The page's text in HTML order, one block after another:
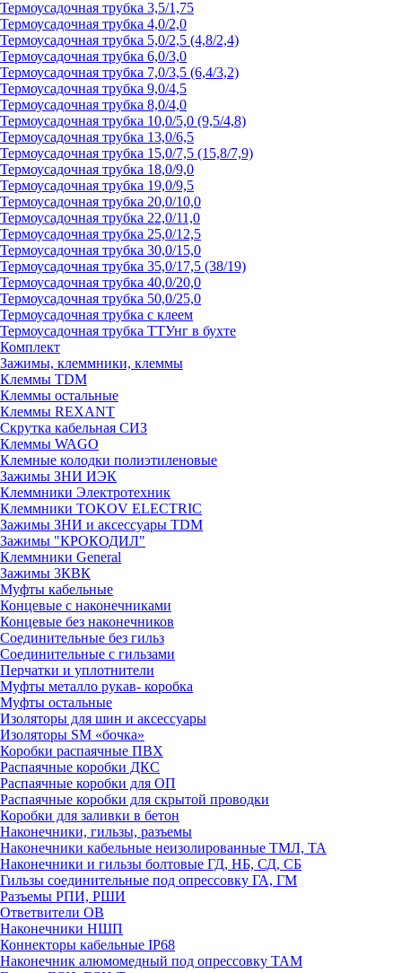
Термоусадочная трубка 3,5/1,75
Термоусадочная трубка 4,0/2,0
Термоусадочная трубка 5,0/2,5 (4,8/2,4)
Термоусадочная трубка 6,0/3,0
Термоусадочная трубка 7,0/3,5 (6,4/3,2)
Термоусадочная трубка 9,0/4,5
Термоусадочная трубка 8,0/4,0
Термоусадочная трубка 10,0/5,0 (9,5/4,8)
Термоусадочная трубка 13,0/6,5
Термоусадочная трубка 15,0/7,5 (15,8/7,9)
Термоусадочная трубка 18,0/9,0
Термоусадочная трубка 19,0/9,5
Термоусадочная трубка 20,0/10,0
Термоусадочная трубка 22,0/11,0
Термоусадочная трубка 25,0/12,5
Термоусадочная трубка 30,0/15,0
Термоусадочная трубка 35,0/17,5 (38/19)
Термоусадочная трубка 40,0/20,0
Термоусадочная трубка 50,0/25,0
Термоусадочная трубка с клеем
Термоусадочная трубка ТТУнг в бухте
Комплект
Зажимы, клеммники, клеммы
Клеммы TDM
Клеммы остальные
Клеммы REXANT
Скрутка кабельная СИЗ
Клеммы WAGO
Клемные колодки полиэтиленовые
Зажимы ЗНИ ИЭК
Клеммники Электротехник
Клеммники TOKOV ELECTRIC
Зажимы ЗНИ и аксессуары TDM
Зажимы "КРОКОДИЛ"
Клеммники General
Зажимы 3КВК
Муфты кабельные
Концевые с наконечниками
Концевые без наконечников
Соединительные без гильз
Соединительные с гильзами
Перчатки и уплотнители
Муфты металло рукав- коробка
Муфты остальные
Изоляторы для шин и аксессуары
Изоляторы SM «бочка»
Коробки распаячные ПВХ
Распаячные коробки ДКС
Распаячные коробки для ОП
Распаячные коробки для скрытой проводки
Коробки для заливки в бетон
Наконечники, гильзы, разъемы
Наконечники кабельные неизолированные ТМЛ, ТА
Наконечники и гильзы болтовые ГД, НБ, СД, СБ
Гильзы соединительные под опрессовку ГА, ГМ
Разъемы РПИ, РШИ
Ответвители ОВ
Наконечники НШП
Коннекторы кабельные IP68
Наконечник алюмомедный под опрессовку ТАМ